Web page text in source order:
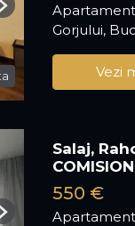
Next
Gorjului,
Vezi
Next
Salaj,
550 €